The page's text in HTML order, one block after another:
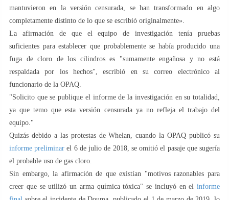
mantuvieron en la versión censurada, se han transformado en algo
completamente distinto de lo que se escribió originalmente».
La afirmación de que el equipo de investigación tenía pruebas
suficientes para establecer que probablemente se había producido una
fuga de cloro de los cilindros es "sumamente engañosa y no está
respaldada por los hechos", escribió en su correo electrónico al
funcionario de la OPAQ.
"Solicito que se publique el informe de la investigación en su totalidad,
ya que temo que esta versión censurada ya no refleja el trabajo del
equipo."
Quizás debido a las protestas de Whelan, cuando la OPAQ publicó su
informe preliminar el 6 de julio de 2018, se omitió el pasaje que sugería
el probable uso de gas cloro.
Sin embargo, la afirmación de que existían "motivos razonables para
creer que se utilizó un arma química tóxica" se incluyó en el informe